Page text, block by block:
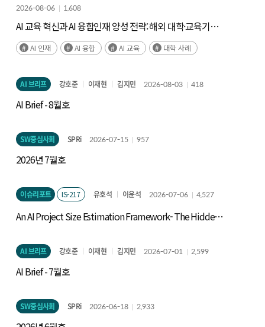
2026-08-06
1,608
AI 교육 혁신과 AI 융합인재 양성 전략: 해외 대학·교육기관
사례와 시사점
AI 인재 AI 융합 AI 교육 대학 사례
AI 브리프 강호준 이재현 김지민 2026-08-03 418
AI Brief - 8월호
SW중심사회 SPRi 2026-07-15 957
2026년 7월호
이슈리포트 IS-217 유호석 이윤석 2026-07-06 4,527
An AI Project Size Estimation Framework- The Hidden
AI 브리프 강호준 이재현 김지민 2026-07-01 2,599
AI Brief - 7월호
SW중심사회 SPRi 2026-06-18 2,933